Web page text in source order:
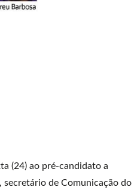
(24) ao pré-candidato a
secretário de Comunicação do